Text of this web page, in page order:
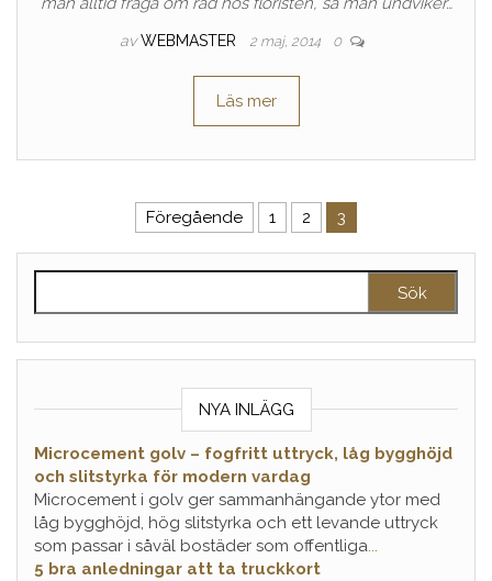
av WEBMASTER 2 maj, 2014 0
Läs mer
Inläggsnavigering
Föregående 1 2 3
NYA INLÄGG
Microcement golv – fogfritt uttryck, låg bygghöjd
och slitstyrka för modern vardag
Microcement i golv ger sammanhängande ytor med
låg bygghöjd, hög slitstyrka och ett levande uttryck
som passar i såväl bostäder som offentliga...
5 bra anledningar att ta truckkort